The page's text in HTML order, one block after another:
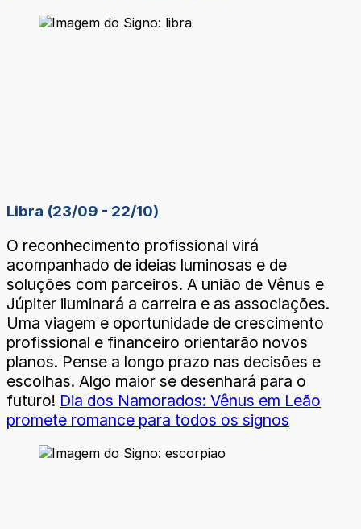
Libra (23/09 - 22/10)
O reconhecimento profissional virá
acompanhado de ideias luminosas e de
soluções com parceiros. A união de Vênus e
Júpiter iluminará a carreira e as associações.
Uma viagem e oportunidade de crescimento
profissional e financeiro orientarão novos
planos. Pense a longo prazo nas decisões e
escolhas. Algo maior se desenhará para o
futuro! Dia dos Namorados: Vênus em Leão
promete romance para todos os signos